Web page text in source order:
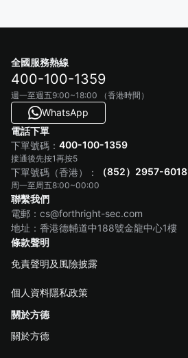
全國服務熱線
400-100-1359
週一至週五9:00~18:00 （香港時間）
WhatsApp
電話下單
下單號碼： 400-100-1359
接通後先按1再按5
下單號碼（香港）： （852）2957-6018
周一至周五8:00~00:00
聯繫我們
電郵：cs@forthright-sec.com
地址：香港德輔道中188號金龍中心1樓
條款聲明
免責聲明及風險披露
個人資料隱私政策
關於方德
關於方德